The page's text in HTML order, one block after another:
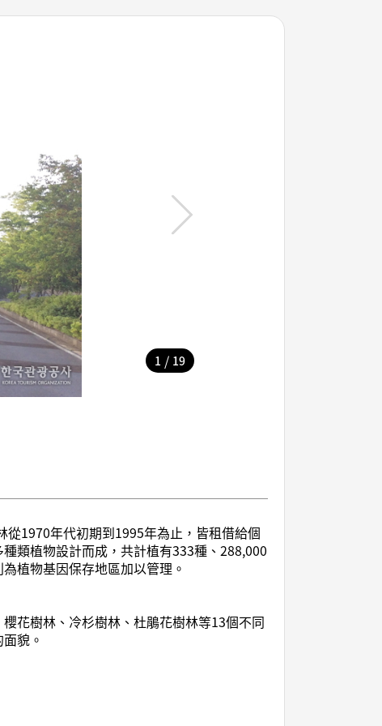
1 / 19
1970年代初期到1995年為止，皆租借給個
類植物設計而成，共計植有333種、288,000
植物基因保存地區加以管理。
花樹林、冷杉樹林、杜鵑花樹林等13個不同
貌。